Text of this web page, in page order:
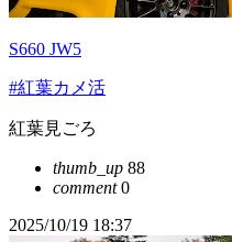
S660 JW5
#紅葉カメ活
紅葉見ごろ
thumb_up 88
comment0
2025/10/19 18:37